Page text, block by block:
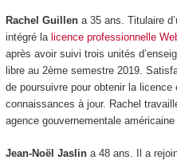
Rachel Guillena 35 ans. Titulaire
intégré la licence professionnelle
après avoir suivi trois unités
libre au 2ème semestre 2019.
de poursuivre pour obtenir la
connaissances à jour. Rachel
agence gouvernementale
Jean-Noël Jaslina 48 ans. Il a